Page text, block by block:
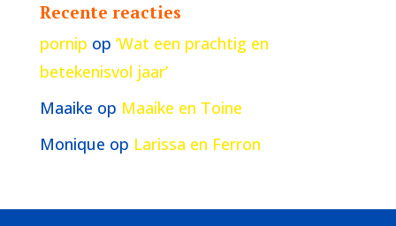
Recente reacties
pornip op ‘Wat een prachtig en
betekenisvol jaar’
Maaike op Maaike en Toine
Monique op Larissa en Ferron